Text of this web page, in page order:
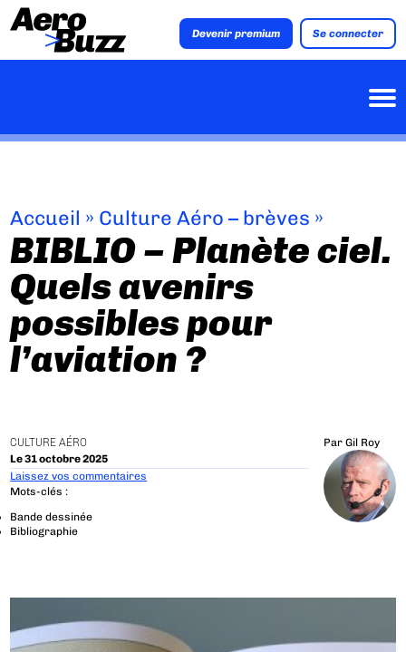
Devenir premium Se connecter
Accueil » Culture Aéro – brèves »
BIBLIO – Planète ciel.
Quels avenirs
possibles pour
l’aviation ?
CULTURE AÉRO
Le 31 octobre 2025
Par Gil Roy
Laissez vos commentaires
Mots-clés :
Bande dessinée
Bibliographie